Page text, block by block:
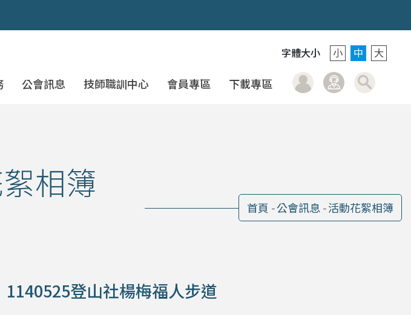
公會訊息 技師職訓中心 會員專區 下載專區
字體大小 小 中 大
會員登入聯絡我們
相簿
首頁 公會訊息 活動花絮相簿
1140525登山社楊梅福人步道